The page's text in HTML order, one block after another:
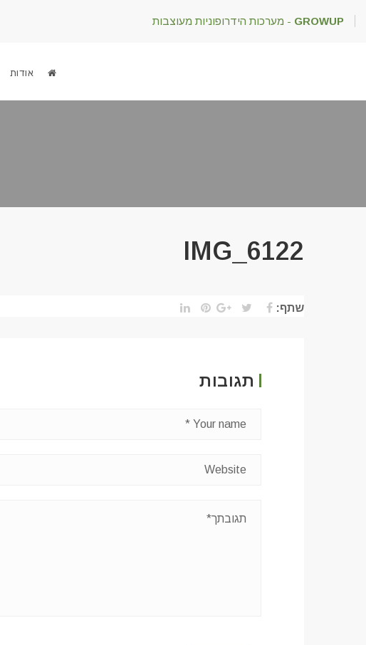
GROWUP - מערכות הידרופוניות מעוצבות
אודות
IMG_6122
שתף:
תגובות